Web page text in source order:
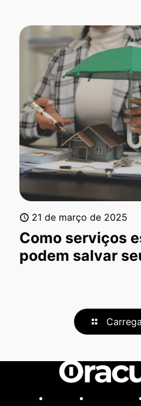
21 de março de 2025
Como serviços
podem salvar